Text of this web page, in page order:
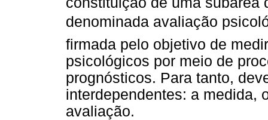
denominada avaliação
firmada pelo objetivo de
psicológicos por meio de
prognósticos. Para tanto,
interdependentes: a medida,
avaliação.